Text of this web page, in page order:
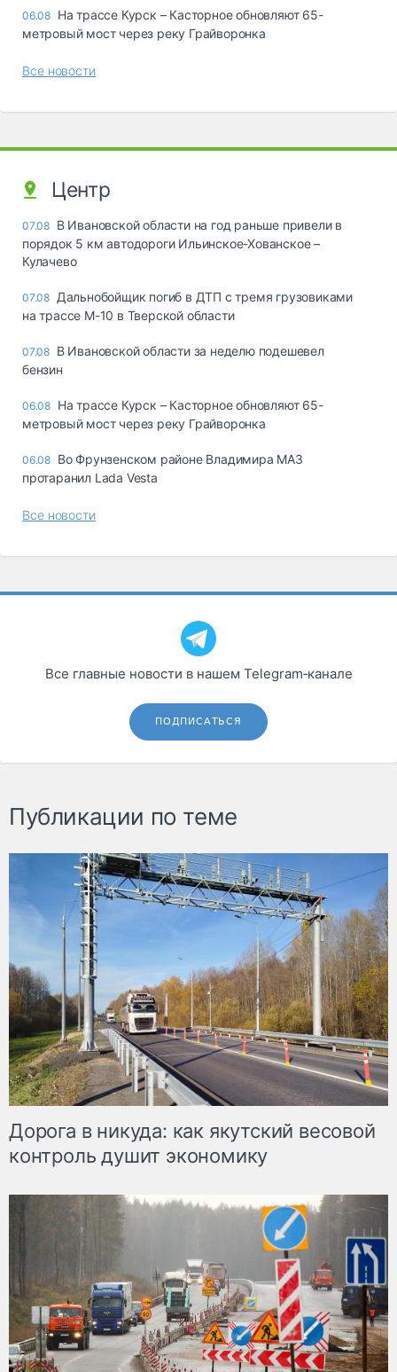
06.08 На трассе Курск – Касторное обновляют 65-
метровый мост через реку Грайворонка
Все новости
Центр
07.08 В Ивановской области на год раньше привели в
порядок 5 км автодороги Ильинское-Хованское –
Кулачево
07.08 Дальнобойщик погиб в ДТП с тремя грузовиками
на трассе М-10 в Тверской области
07.08 В Ивановской области за неделю подешевел
бензин
06.08 На трассе Курск – Касторное обновляют 65-
метровый мост через реку Грайворонка
06.08 Во Фрунзенском районе Владимира МАЗ
протаранил Lada Vesta
Все новости
Все главные новости в нашем Telegram‑канале
ПОДПИСАТЬСЯ
Публикации по теме
Дорога в никуда: как якутский весовой
контроль душит экономику